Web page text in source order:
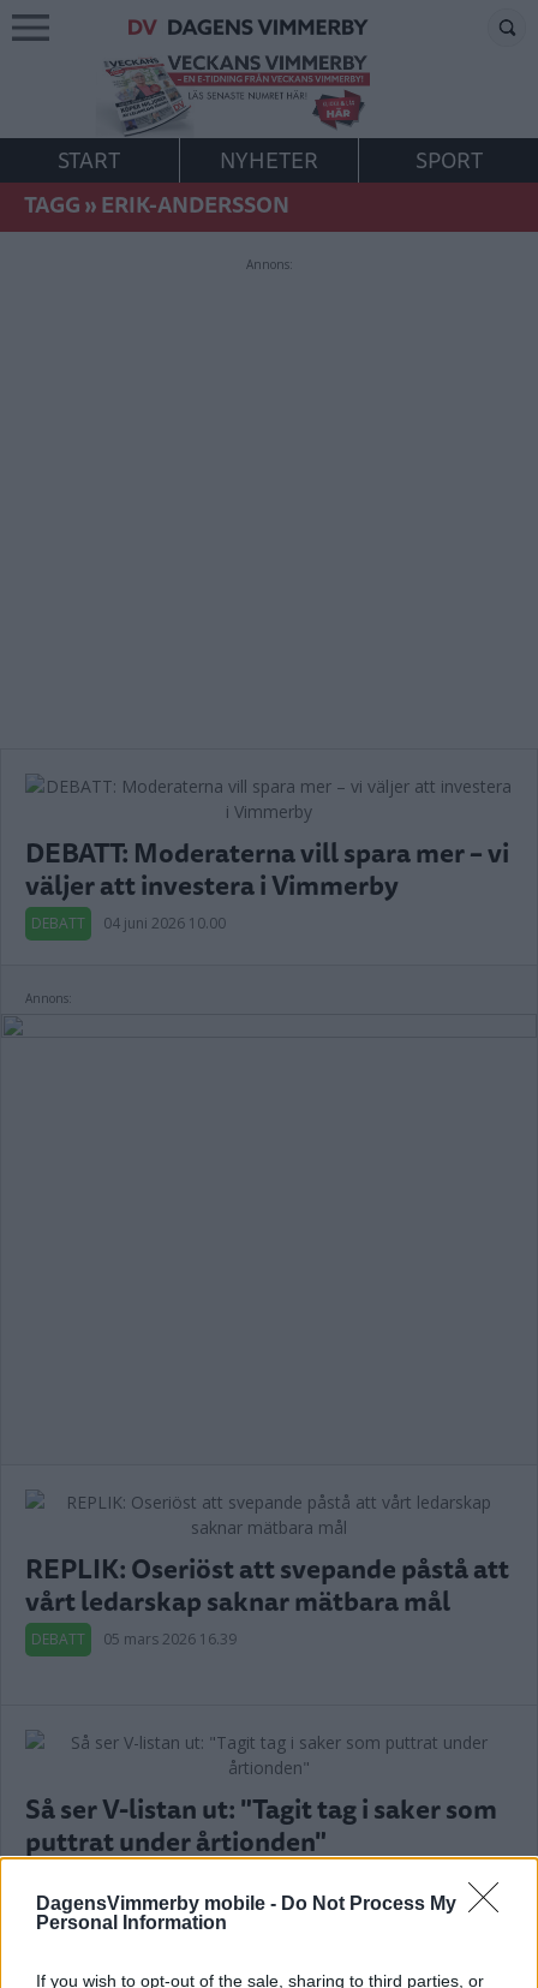
DagensVimmerby mobile - Do Not Process My
Personal Information
If you wish to opt-out of the sale, sharing to third parties, or
START NYHETER
SPORT
TAGG»ERIK-ANDERSSON
Annons:
DEBATT: Moderaterna vill spara mer – vi
väljer att investera i Vimmerby
DEBATT 04 juni 2026 10.00
Annons:
REPLIK: Oseriöst att svepande påstå att
vårt ledarskap saknar mätbara mål
DEBATT 05 mars 2026 16.39
Så ser V-listan ut: "Tagit tag i saker som
puttrat under årtionden"
Annons: